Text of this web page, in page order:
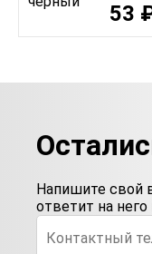
53
Напишите свой
ответит на